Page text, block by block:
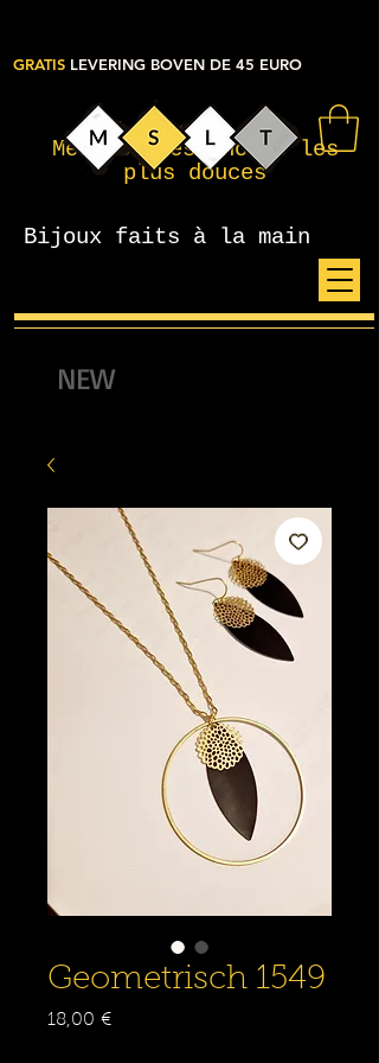
Mes petites choses les
plus douces
Bijoux faits à la main
GRATIS LEVERING BOVEN DE 45 EURO
NEW
Geometrisch 1549
18,00 €Prix